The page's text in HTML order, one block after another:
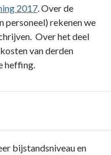
2017 . Over de
personeel) rekenen we
Over het deel
van derden
heffing.
bijstandsniveau en